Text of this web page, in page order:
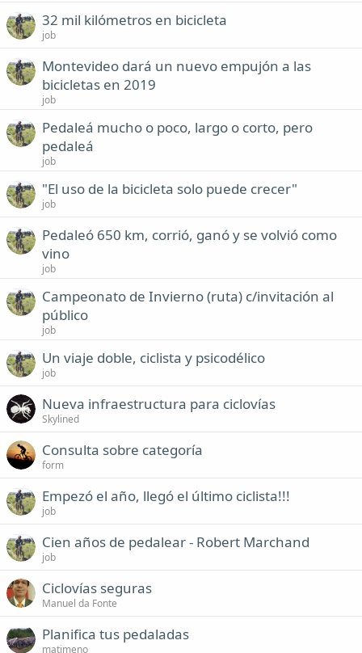
32 mil kilómetros en bicicleta
job
Montevideo dará un nuevo empujón a las
bicicletas en 2019
job
Pedaleá mucho o poco, largo o corto, pero
pedaleá
job
"El uso de la bicicleta solo puede crecer"
job
Pedaleó 650 km, corrió, ganó y se volvió como
vino
job
Campeonato de Invierno (ruta) c/invitación al
público
job
Un viaje doble, ciclista y psicodélico
job
Nueva infraestructura para ciclovías
Skylined
Consulta sobre categoría
form
Empezó el año, llegó el último ciclista!!!
job
Cien años de pedalear - Robert Marchand
job
Ciclovías seguras
Manuel da Fonte
Planifica tus pedaladas
matimeno